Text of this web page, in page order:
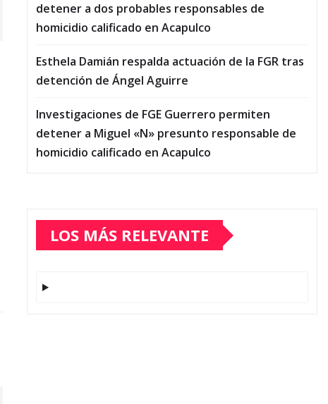
detener a dos probables responsables de
homicidio calificado en Acapulco
Esthela Damián respalda actuación de la FGR tras
detención de Ángel Aguirre
Investigaciones de FGE Guerrero permiten
detener a Miguel «N» presunto responsable de
homicidio calificado en Acapulco
LOS MÁS RELEVANTE